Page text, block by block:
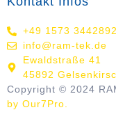
+49 1573 3442892
info@ram-tek.de
Ewaldstraße 41
45892
Copyright © 2024
by Our7Pro.